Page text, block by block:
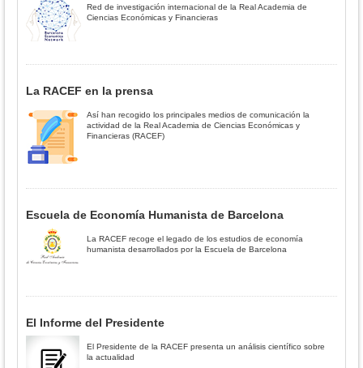
Red de investigación internacional de la Real Academia de
Ciencias Económicas y Financieras
La RACEF en la prensa
Así han recogido los principales medios de comunicación la
actividad de la Real Academia de Ciencias Económicas y
Financieras (RACEF)
Escuela de Economía Humanista de Barcelona
La RACEF recoge el legado de los estudios de economía
humanista desarrollados por la Escuela de Barcelona
El Informe del Presidente
El Presidente de la RACEF presenta un análisis científico sobre
la actualidad